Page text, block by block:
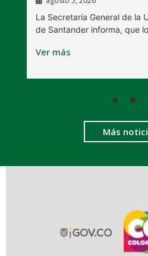
La Secretaría General de la
de Santander informa, que
Ver más
Más